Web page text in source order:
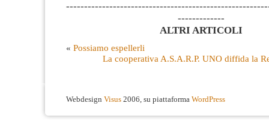
-------------
ALTRI ARTICOLI
« Possiamo espellerli
La cooperativa A.S.A.R.P. UNO diffida la
Webdesign Visus 2006, su piattaforma WordPress